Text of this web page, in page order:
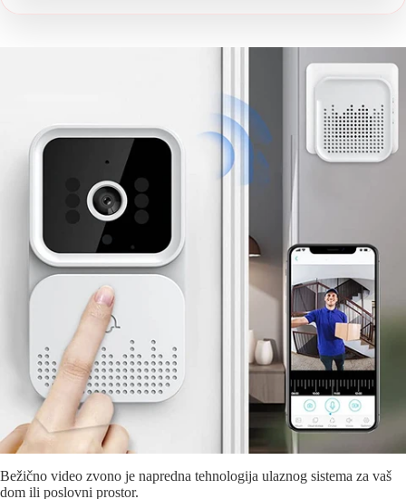
Bežično video zvono je napredna tehnologija ulaznog sistema za vaš
dom ili poslovni prostor.